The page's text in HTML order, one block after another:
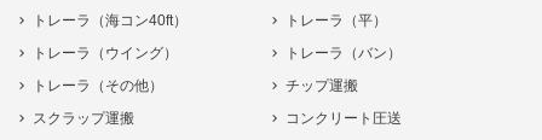
トレーラ（海コン40ft）
トレーラ（平）
トレーラ（ウイング）
トレーラ（バン）
トレーラ（その他）
チップ運搬
スクラップ運搬
コンクリート圧送